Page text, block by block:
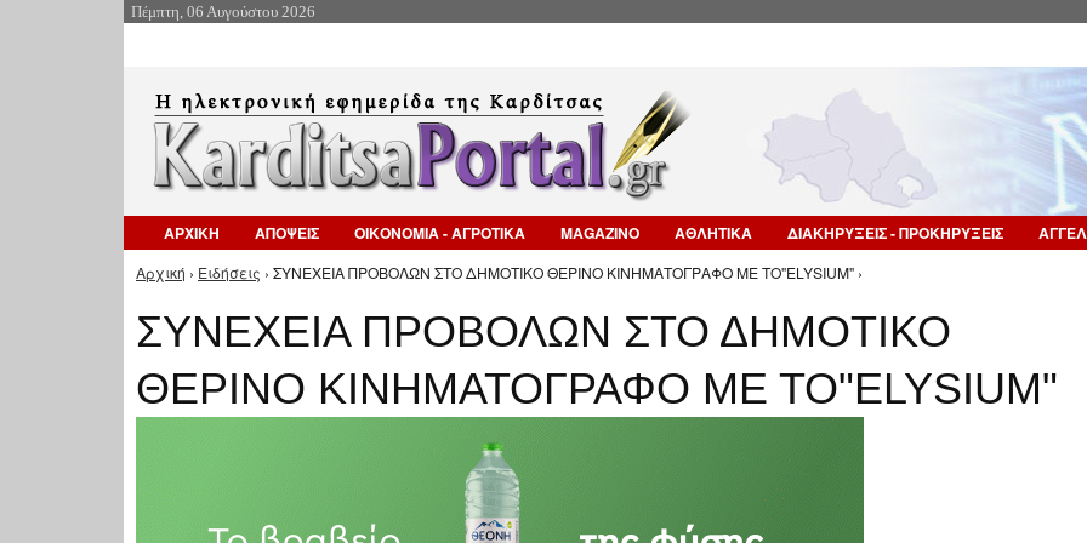
Πέμπτη, 06 Αυγούστου 2026
ΑΡΧΙΚΗ ΑΠΟΨΕΙΣ ΟΙΚΟΝΟΜΙΑ - ΑΓΡΟΤΙΚΑ MAGAZINO ΑΘΛΗΤΙΚΑ ΔΙΑΚΗΡΥΞΕΙΣ - ΠΡΟΚΗΡΥΞΕΙΣ
Είστε εδώ
Αρχική › Ειδήσεις › ΣΥΝΕΧΕΙΑ ΠΡΟΒΟΛΩΝ ΣΤΟ ΔΗΜΟΤΙΚΟ ΘΕΡΙΝΟ ΚΙΝΗΜΑΤΟΓΡΑΦΟ ΜΕ ΤΟ"ELYSIUM" ›
ΣΥΝΕΧΕΙΑ ΠΡΟΒΟΛΩΝ ΣΤΟ ΔΗΜΟΤΙΚΟ
ΘΕΡΙΝΟ ΚΙΝΗΜΑΤΟΓΡΑΦΟ ΜΕ ΤΟ"ELYSIUM"